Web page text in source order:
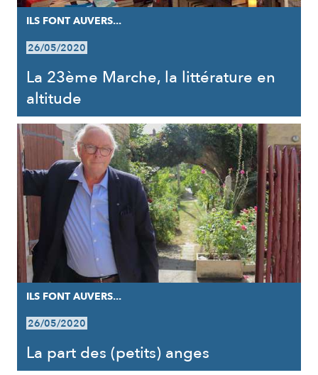
ILS FONT AUVERS...
26/05/2020
La 23ème Marche, la littérature en
altitude
ILS FONT AUVERS...
26/05/2020
La part des (petits) anges